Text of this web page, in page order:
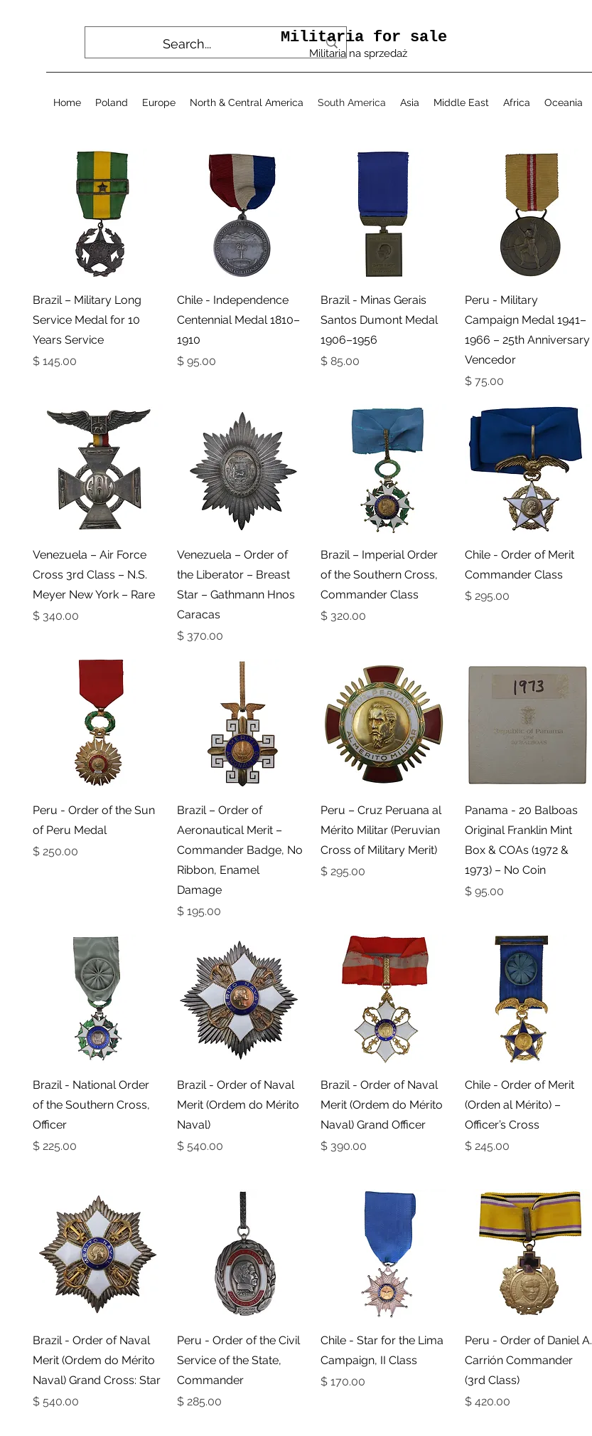
Militaria for sale
Militaria na sprzedaż
Home Poland Europe North & Central America South America Asia Middle East Africa Oceania
תצוגה מהירה
Peru - Military
Campaign Medal 1941–
1966 – 25th Anniversary
Vencedor
מחיר
תצוגה מהירה
Brazil - Minas Gerais
Santos Dumont Medal
1906–1956
מחיר
תצוגה מהירה
Chile - Independence
Centennial Medal 1810–
1910
מחיר
תצוגה מהירה
Brazil – Military Long
Service Medal for 10
Years Service
מחיר
תצוגה מהירה
Chile - Order of Merit
Commander Class
מחיר
תצוגה מהירה
Brazil – Imperial Order
of the Southern Cross,
Commander Class
מחיר
תצוגה מהירה
Venezuela – Order of
the Liberator – Breast
Star – Gathmann Hnos
Caracas
מחיר
תצוגה מהירה
Venezuela – Air Force
Cross 3rd Class – N.S.
Meyer New York – Rare
מחיר
תצוגה מהירה
Panama - 20 Balboas
Original Franklin Mint
Box & COAs (1972 &
1973) – No Coin
מחיר
תצוגה מהירה
Peru – Cruz Peruana al
Mérito Militar (Peruvian
Cross of Military Merit)
מחיר
תצוגה מהירה
Brazil – Order of
Aeronautical Merit –
Commander Badge, No
Ribbon, Enamel
Damage
מחיר
תצוגה מהירה
Peru - Order of the Sun
of Peru Medal
מחיר
תצוגה מהירה
Chile - Order of Merit
(Orden al Mérito) –
Officer’s Cross
מחיר
תצוגה מהירה
Brazil - Order of Naval
Merit (Ordem do Mérito
Naval) Grand Officer
מחיר
תצוגה מהירה
Brazil - Order of Naval
Merit (Ordem do Mérito
Naval)
מחיר
תצוגה מהירה
Brazil - National Order
of the Southern Cross,
Officer
מחיר
תצוגה מהירה
Peru - Order of Daniel A.
Carrión Commander
(3rd Class)
מחיר
תצוגה מהירה
Chile - Star for the Lima
Campaign, II Class
מחיר
תצוגה מהירה
Peru - Order of the Civil
Service of the State,
Commander
מחיר
תצוגה מהירה
Brazil - Order of Naval
Merit (Ordem do Mérito
Naval) Grand Cross: Star
מחיר